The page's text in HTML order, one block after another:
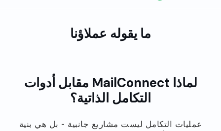
ما يقوله عملاؤنا
لماذا MailConnect مقابل أدوات
التكامل الذاتية؟
عمليات التكامل ليست مشاريع جانبية - بل هي بنية